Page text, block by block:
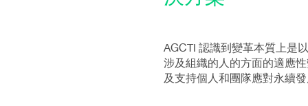
AGCTI 認識到變革本質上是
涉及組織的人的方面的適應
及支持個人和團隊應對永續